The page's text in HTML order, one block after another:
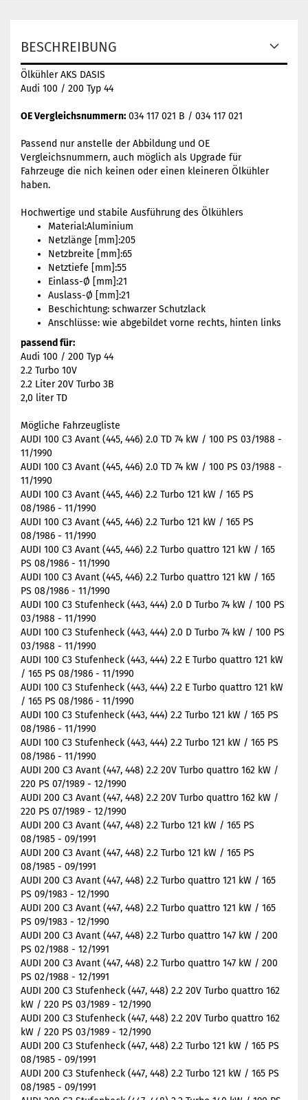
BESCHREIBUNG
Ölkühler AKS DASIS
Audi 100 / 200 Typ 44
OE Vergleichsnummern: 034 117 021 B / 034 117 021
Passend nur anstelle der Abbildung und OE
Vergleichsnummern, auch möglich als Upgrade für
Fahrzeuge die nich keinen oder einen kleineren Ölkühler
haben.
Hochwertige und stabile Ausführung des Ölkühlers
Material:Aluminium
Netzlänge [mm]:205
Netzbreite [mm]:65
Netztiefe [mm]:55
Einlass-Ø [mm]:21
Auslass-Ø [mm]:21
Beschichtung: schwarzer Schutzlack
Anschlüsse: wie abgebildet vorne rechts, hinten links
passend für:
Audi 100 / 200 Typ 44
2.2 Turbo 10V
2.2 Liter 20V Turbo 3B
2,0 liter TD
Mögliche Fahrzeugliste
AUDI 100 C3 Avant (445, 446) 2.0 TD 74 kW / 100 PS 03/1988 -
11/1990
AUDI 100 C3 Avant (445, 446) 2.0 TD 74 kW / 100 PS 03/1988 -
11/1990
AUDI 100 C3 Avant (445, 446) 2.2 Turbo 121 kW / 165 PS
08/1986 - 11/1990
AUDI 100 C3 Avant (445, 446) 2.2 Turbo 121 kW / 165 PS
08/1986 - 11/1990
AUDI 100 C3 Avant (445, 446) 2.2 Turbo quattro 121 kW / 165
PS 08/1986 - 11/1990
AUDI 100 C3 Avant (445, 446) 2.2 Turbo quattro 121 kW / 165
PS 08/1986 - 11/1990
AUDI 100 C3 Stufenheck (443, 444) 2.0 D Turbo 74 kW / 100 PS
03/1988 - 11/1990
AUDI 100 C3 Stufenheck (443, 444) 2.0 D Turbo 74 kW / 100 PS
03/1988 - 11/1990
AUDI 100 C3 Stufenheck (443, 444) 2.2 E Turbo quattro 121 kW
/ 165 PS 08/1986 - 11/1990
AUDI 100 C3 Stufenheck (443, 444) 2.2 E Turbo quattro 121 kW
/ 165 PS 08/1986 - 11/1990
AUDI 100 C3 Stufenheck (443, 444) 2.2 Turbo 121 kW / 165 PS
08/1986 - 11/1990
AUDI 100 C3 Stufenheck (443, 444) 2.2 Turbo 121 kW / 165 PS
08/1986 - 11/1990
AUDI 200 C3 Avant (447, 448) 2.2 20V Turbo quattro 162 kW /
220 PS 07/1989 - 12/1990
AUDI 200 C3 Avant (447, 448) 2.2 20V Turbo quattro 162 kW /
220 PS 07/1989 - 12/1990
AUDI 200 C3 Avant (447, 448) 2.2 Turbo 121 kW / 165 PS
08/1985 - 09/1991
AUDI 200 C3 Avant (447, 448) 2.2 Turbo 121 kW / 165 PS
08/1985 - 09/1991
AUDI 200 C3 Avant (447, 448) 2.2 Turbo quattro 121 kW / 165
PS 09/1983 - 12/1990
AUDI 200 C3 Avant (447, 448) 2.2 Turbo quattro 121 kW / 165
PS 09/1983 - 12/1990
AUDI 200 C3 Avant (447, 448) 2.2 Turbo quattro 147 kW / 200
PS 02/1988 - 12/1991
AUDI 200 C3 Avant (447, 448) 2.2 Turbo quattro 147 kW / 200
PS 02/1988 - 12/1991
AUDI 200 C3 Stufenheck (447, 448) 2.2 20V Turbo quattro 162
kW / 220 PS 03/1989 - 12/1990
AUDI 200 C3 Stufenheck (447, 448) 2.2 20V Turbo quattro 162
kW / 220 PS 03/1989 - 12/1990
AUDI 200 C3 Stufenheck (447, 448) 2.2 Turbo 121 kW / 165 PS
08/1985 - 09/1991
AUDI 200 C3 Stufenheck (447, 448) 2.2 Turbo 121 kW / 165 PS
08/1985 - 09/1991